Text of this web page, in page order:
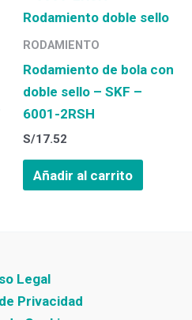
RODAMIENTO
Rodamiento de bola con
doble sello – SKF –
6001-2RSH
S/17.52
Añadir al carrito
Legal
Privacidad